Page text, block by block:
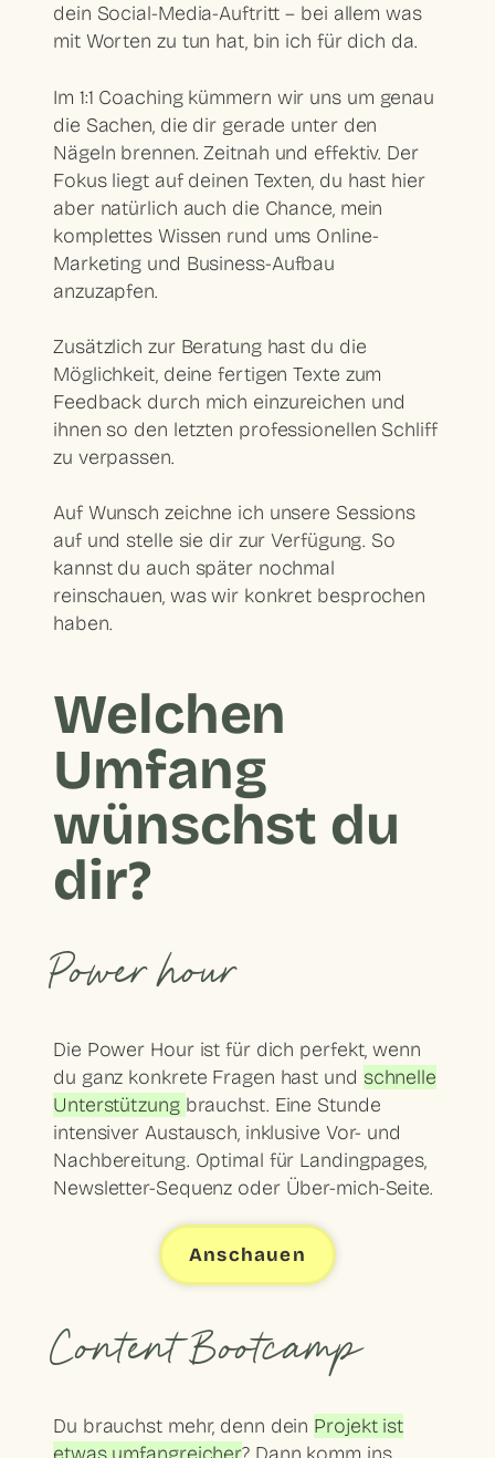
dein Social-Media-Auftritt – bei allem was
mit Worten zu tun hat, bin ich für dich da.
Im 1:1 Coachingkümmern wir uns um genau
die Sachen, die dir gerade unter den
Nägeln brennen. Zeitnah und effektiv. Der
Fokus liegt auf deinen Texten, du hast hier
aber natürlich auch die Chance, mein
komplettes Wissen rund ums Online-
Marketing und Business-Aufbau
anzuzapfen.
Zusätzlich zur Beratung hast du die
Möglichkeit, deinefertigen Texte zum
Feedback durch mich einzureichen und
ihnen so den letzten professionellen Schliff
zu verpassen.
Auf Wunsch zeichne ich unsere Sessions
auf und stelle sie dir zur Verfügung. So
kannst du auch später nochmal
reinschauen, was wir konkret besprochen
haben.
Welchen
Umfang
wünschst du
dir?
Power hour
Die Power Hour ist für dich perfekt, wenn
du ganz konkrete Fragen hast und schnelle
Unterstützung brauchst. Eine Stunde
intensiver Austausch, inklusive Vor- und
Nachbereitung. Optimal für Landingpages,
Newsletter-Sequenz oder Über-mich-Seite.
Anschauen
Content Bootcamp
Du brauchst mehr, denn dein Projekt ist